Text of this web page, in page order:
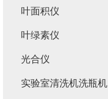
叶面积仪
叶绿素仪
光合仪
实验室清洗机洗瓶机